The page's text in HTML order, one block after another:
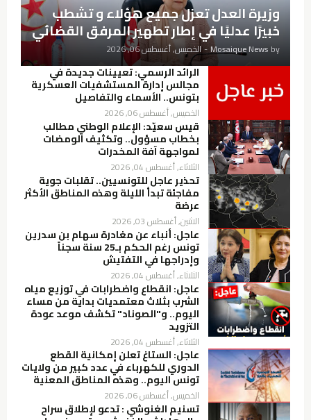
وزيرة العدل تعزل جميع هؤلاء و تشطب
خبيرًا عدليًا في إطار تطهير المرفق القضائي
by
Mosaique News
- الخميس, أغسطس 06, 2026
الرائد الرسمي: تعيينات جديدة في
مجالس إدارة المستشفيات العسكرية
بتونس.. الأسماء والتفاصيل
الخميس, أغسطس 06, 2026
قيس سعيّد: الإعلام الوطني مطالب
بخطاب مسؤول.. وتكثيف الومضات
لمواجهة آفة المخدرات
الثلاثاء, أغسطس 04, 2026
تحذير عاجل للتونسيين.. تقلبات جوية
مفاجئة تبدأ الليلة وهذه المناطق الأكثر
عرضة
الاثنين, أغسطس 03, 2026
عاجل: أنباء عن مغادرة سهام بن سدرين
تونس رغم الحكم بـ25 سنة سجناً
وإدراجها في التفتيش
الثلاثاء, أغسطس 04, 2026
عاجل: انقطاع واضطرابات في توزيع مياه
الشرب بثلاث معتمديات بداية من مساء
اليوم.. و"الصوناد" تكشف موعد عودة
التزويد
الثلاثاء, أغسطس 04, 2026
عاجل: الستاغ تعلن إمكانية القطع
الدوري للكهرباء في عدد كبير من ولايات
تونس اليوم.. وهذه المناطق المعنية
الخميس, أغسطس 06, 2026
تسنيم الغنوشي : تدعو لإطلاق سراح